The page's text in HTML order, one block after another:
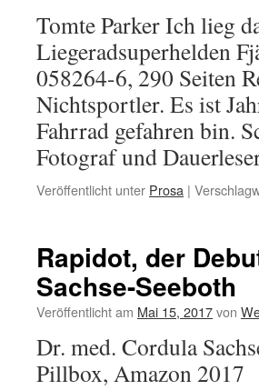
Tomte Parker Ich lieg
Liegeradsuperhelden
058264-6, 290 Seiten
Nichtsportler. Es ist
Fahrrad gefahren bin.
Fotograf und
Veröffentlicht unter Prosa |
Rapidot, der
Sachse-Seeboth
Veröffentlicht am Mai 15, 2017von
Dr. med. Cordula
Pillbox, Amazon 2017